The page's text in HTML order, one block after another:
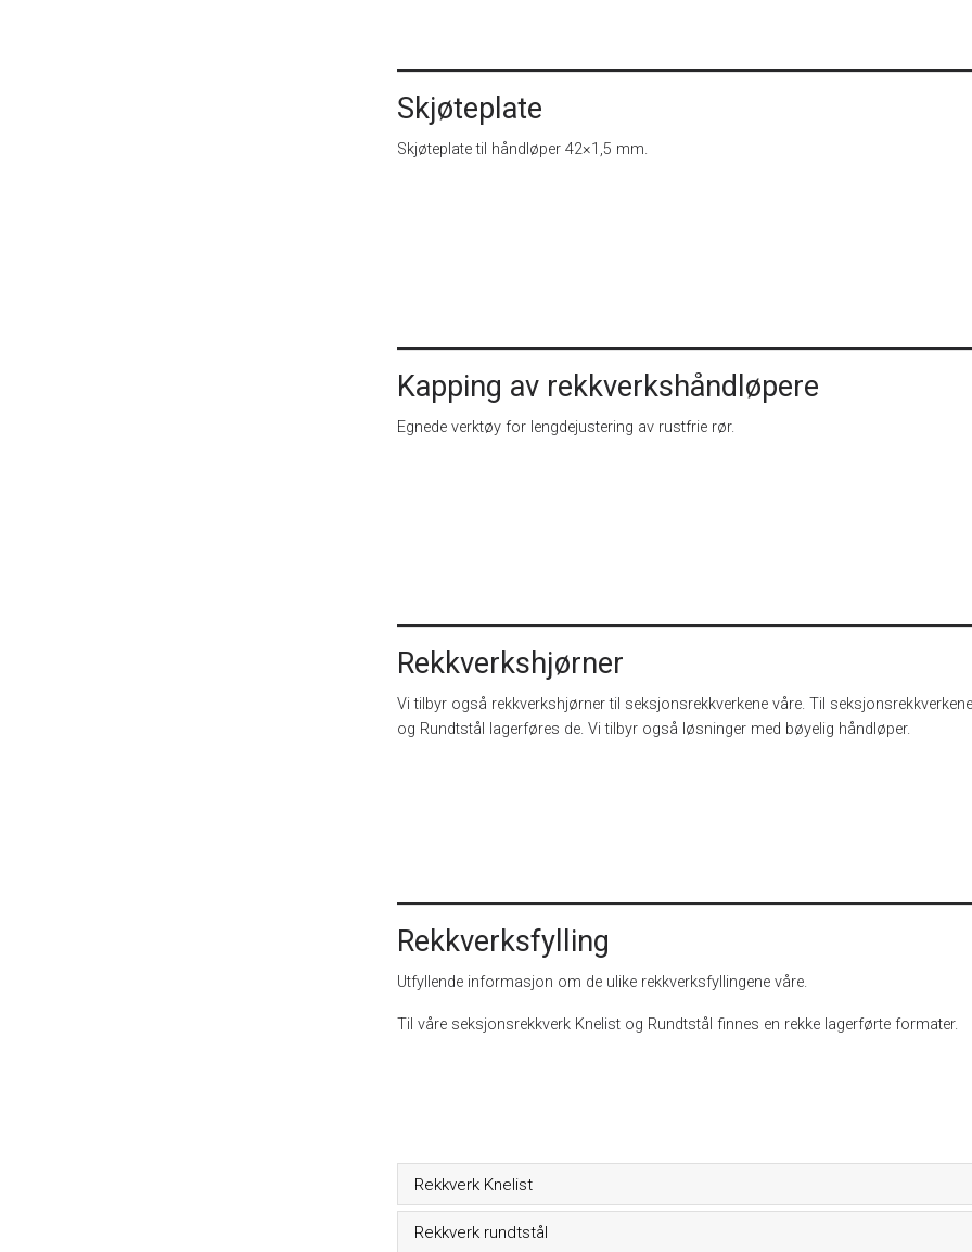
Skjøteplate
Skjøteplate til håndløper 42×1,5 mm.
Kapping av rekkverkshåndløpere
Egnede verktøy for lengdejustering av rustfrie rør.
Rekkverkshjørner
Vi tilbyr også rekkverkshjørner til seksjonsrekkverkene våre. Til
og Rundtstål lagerføres de. Vi tilbyr også løsninger med bøyelig håndløper.
Rekkverksfylling
Utfyllende informasjon om de ulike rekkverksfyllingene våre.
Til våre seksjonsrekkverk Knelist og Rundtstål finnes en rekke lagerførte formater.
Rekkverk Knelist
Rekkverk rundtstål